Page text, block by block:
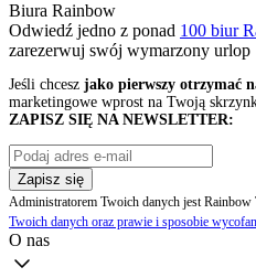
Biura Rainbow
Odwiedź jedno z ponad 100 biur
zarezerwuj swój wymarzony urlop
Jeśli chcesz jako pierwszy otrzymać
marketingowe wprost na Twoją
ZAPISZ SIĘ NA NEWSLETTER:
Zapisz się
Administratorem Twoich danych jest Rainbow
Twoich danych oraz prawie i sposobie
O nas